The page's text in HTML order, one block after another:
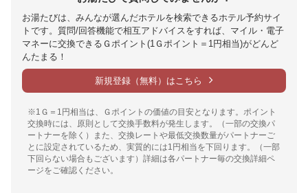
お湯たびは、みんなが選んだホテルを検索できるホテル予約サイ
トです。質問/回答機能で相互アドバイスをすれば、マイル・電子
マネーに交換できるＧポイント(1Ｇポイント＝1円相当)がどんど
んたまる！
新規登録（無料）はこちら
※1Ｇ＝1円相当は、Ｇポイントの価値の目安となります。ポイント
交換時には、原則として交換手数料が発生します。（一部の交換パ
ートナーを除く）また、交換レートや最低交換数量がパートナーご
とに設定されているため、実質的には1円相当を下回ります。（一部
下回らない場合もございます）詳細は各パートナー毎の交換詳細ペ
ージをご確認ください。